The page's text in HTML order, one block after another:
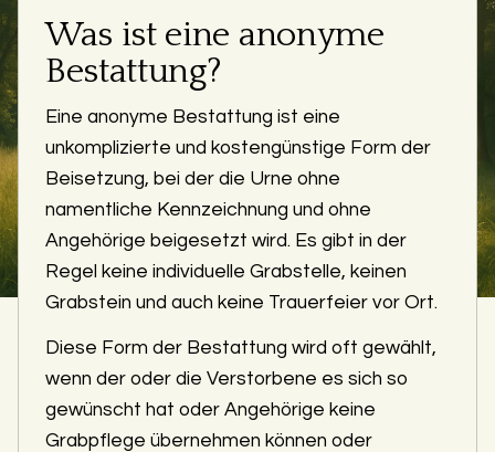
Was ist eine anonyme
Bestattung?
Eine anonyme Bestattung ist eine
unkomplizierte und kostengünstige Form der
Beisetzung, bei der die Urne ohne
namentliche Kennzeichnung und ohne
Angehörige beigesetzt wird. Es gibt in der
Regel keine individuelle Grabstelle, keinen
Grabstein und auch keine Trauerfeier vor Ort.
Diese Form der Bestattung wird oft gewählt,
wenn der oder die Verstorbene es sich so
gewünscht hat oder Angehörige keine
Grabpflege übernehmen können oder